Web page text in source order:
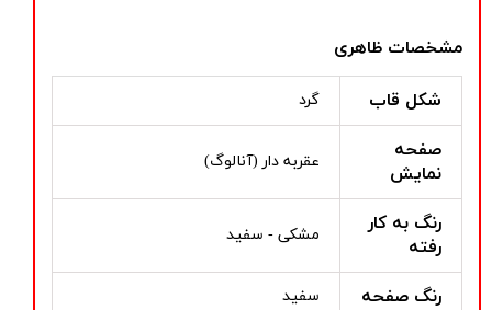
مشخصات ظاهری
شکل قاب گرد
صفحه
نمایش
عقربه دار (آنالوگ)
رنگ به کار
رفته
مشکی - سفید
رنگ صفحه سفید